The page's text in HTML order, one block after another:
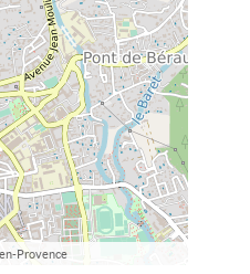
Provence